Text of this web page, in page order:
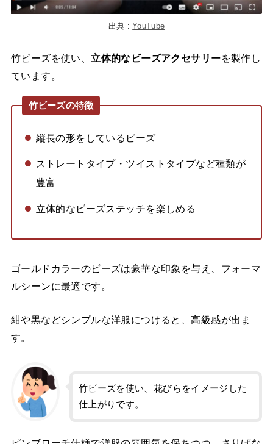
出典 :YouTube
竹ビーズを使い、 立体的なビーズアクセサリーを製作し
ています。
竹ビーズの特徴
縦長の形をしているビーズ
ストレートタイプ・ツイストタイプなど種類が
豊富
立体的なビーズステッチを楽しめる
ゴールドカラーのビーズは豪華な印象を与え、フォーマ
ルシーンに最適です。
紺や黒などシンプルな洋服につけると、高級感が出ま
す。
竹ビーズを使い、花びらをイメージした
仕上がりです。